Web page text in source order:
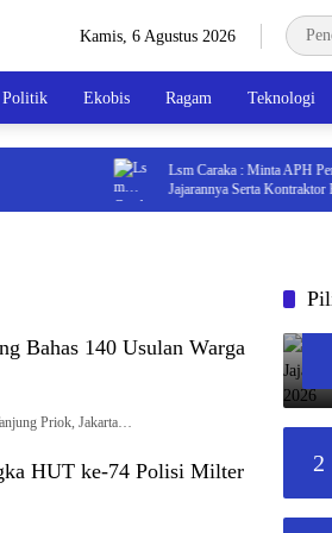
Kamis, 6 Agustus 2026
Politik Ekobis Ragam Teknologi
Lsm Caraka : Minta APH
Jajarannya Serta Kontraktor
2026
Bahas 140 Usulan Warga
Priok, Jakarta…
HUT ke-74 Polisi Milter
2